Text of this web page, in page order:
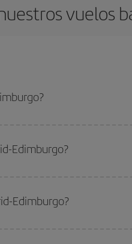
vuelos
Edimburgo?
si estás pensando en una
Edimburgo?